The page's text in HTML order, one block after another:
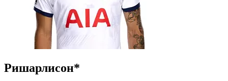
Ришарлисон*